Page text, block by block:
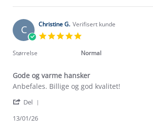
Jan
Jeanette
on
14
Jan
C Christine G. Verifisert kunde
rating
Størrelse Normal
Gode og varme hansker
Review
Christine
on
review
Gode
varme
Anbefales. Billige og god kvalitet!
Del
13/01/26
Konkurransevinnere
Kundeklubb
Klima og miljø
Etisk handel
Dyreetikk
1% til samfunnet
Trelagsprinsippet barn
Dette trenger du til barnehagen
Gravidklær
Hvordan velge riktig turtøy?